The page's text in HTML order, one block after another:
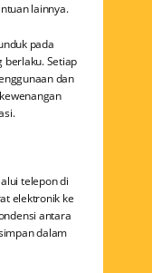
lainnya.
pada
berlaku. Setiap
dan
telepon di
elektronik ke
antara
dalam